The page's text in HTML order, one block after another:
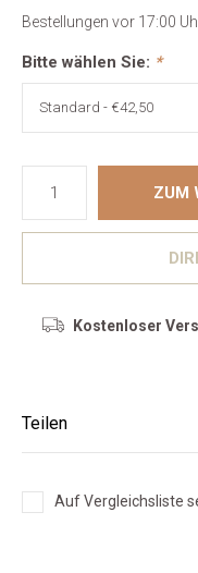
Bestellungen vor 17:00
Bitte wählen Sie: *
ZUM
Kostenloser
Teilen
Auf Vergleichsliste